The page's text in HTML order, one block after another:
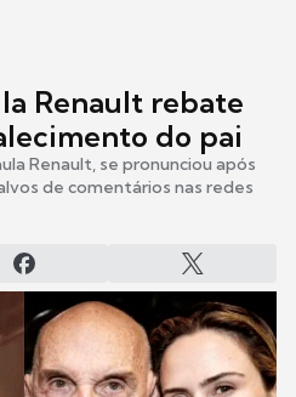
Renault rebate
do pai
Renault, se pronunciou após
de comentários nas redes